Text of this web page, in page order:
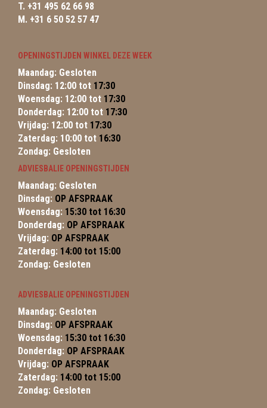
T. +31 495 62 66 98
M. +31 6 50 52 57 47
OPENINGSTIJDEN WINKEL DEZE WEEK
Maandag: Gesloten
Dinsdag: 12:00 tot 17:30
Woensdag: 12:00 tot 17:30
Donderdag: 12:00 tot 17:30
Vrijdag: 12:00 tot 17:30
Zaterdag: 10:00 tot 16:30
Zondag: Gesloten
ADVIESBALIE OPENINGSTIJDEN
Maandag: Gesloten
Dinsdag: OP AFSPRAAK
Woensdag: 15:30 tot 16:30
Donderdag: OP AFSPRAAK
Vrijdag: OP AFSPRAAK
Zaterdag: 14:00 tot 15:00
Zondag: Gesloten
ADVIESBALIE OPENINGSTIJDEN
Maandag: Gesloten
Dinsdag: OP AFSPRAAK
Woensdag: 15:30 tot 16:30
Donderdag: OP AFSPRAAK
Vrijdag: OP AFSPRAAK
Zaterdag: 14:00 tot 15:00
Zondag: Gesloten